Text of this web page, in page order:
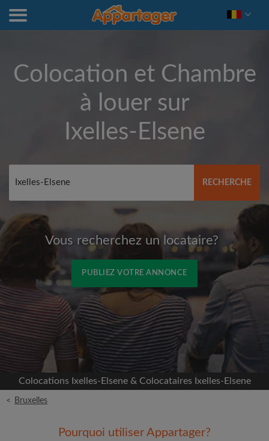
Colocation et Chambre
à louer sur
Ixelles-Elsene
RECHERCHE
Vous recherchez un locataire?
PUBLIEZ VOTRE ANNONCE
Inscrivez-vous avec Facebook
Nous ne publierons jamais sur votre page sans
votre accord
OU
Colocations Ixelles-Elsene & Colocataires Ixelles-Elsene
< Bruxelles
Pourquoi utiliser Appartager?